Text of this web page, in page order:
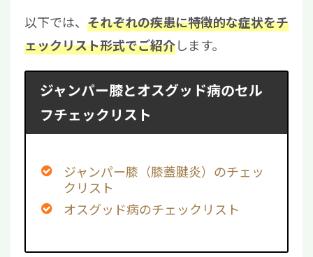
以下では、 それぞれの疾患に特徴的な症状をチ
ェックリスト形式でご紹介します。
ジャンパー膝とオスグッド病のセル
フチェックリスト
ジャンパー膝（膝蓋腱炎）のチェッ
クリスト
オスグッド病のチェックリスト